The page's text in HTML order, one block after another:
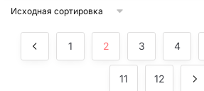
1 2 3 4
11 12